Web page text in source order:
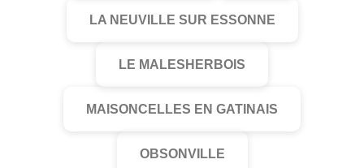
LA NEUVILLE SUR ESSONNE
LE MALESHERBOIS
MAISONCELLES EN GATINAIS
OBSONVILLE